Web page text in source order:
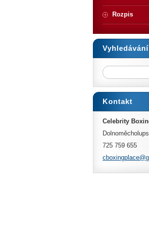
Rozpis
Vyhledávání
Kontakt
Celebrity
725 759 655
cboxingp